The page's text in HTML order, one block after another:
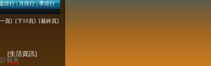
排行|月排行|季排行
頁] [下10頁] [最終頁]
[生活資訊]
1 Hit
報表